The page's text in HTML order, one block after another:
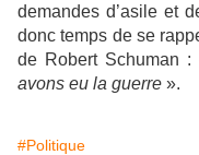
demandes d’asile et
donc temps de se
de Robert Schuman :
avons eu la guerre ».
#Politique